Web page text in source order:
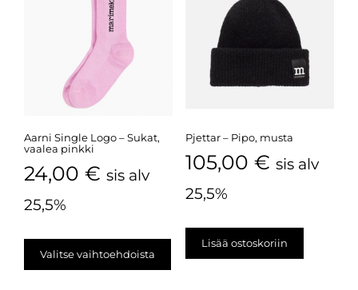
Aarni Single Logo – Sukat,
vaalea pinkki
24,00 € sis alv
25,5%
Valitse vaihtoehdoista
Pjettar – Pipo, musta
105,00 € sis alv
25,5%
Lisää ostoskoriin